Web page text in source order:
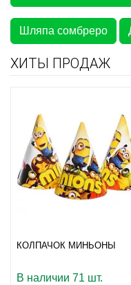
Шляпа сомбреро
ХИТЫ ПРОДАЖ
КОЛПАЧОК МИНЬОНЫ
В наличии 71 шт.